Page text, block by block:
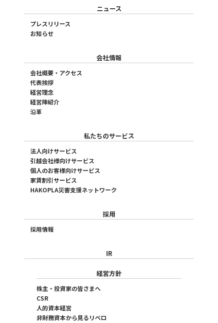
ニュース
プレスリリース
お知らせ
会社情報
会社概要・アクセス
代表挨拶
経営理念
経営陣紹介
沿革
私たちのサービス
法人向けサービス
引越会社様向けサービス
個人のお客様向けサービス
家賃割引サービス
HAKOPLA災害支援ネットワーク
採用
採用情報
IR
経営方針
株主・投資家の皆さまへ
CSR
人的資本経営
非財務資本から見るリベロ